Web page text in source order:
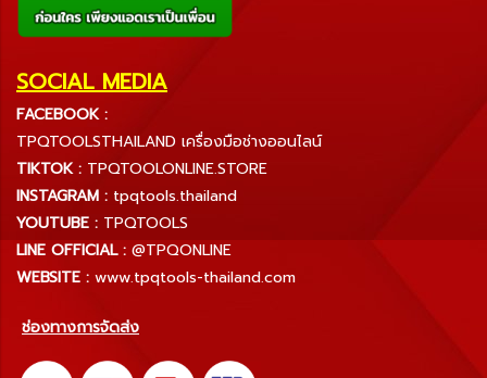
SOCIAL MEDIA
FACEBOOK :
TPQTOOLSTHAILAND เครื่องมือช่างออนไลน์
TIKTOK : TPQTOOLONLINE.STORE
INSTAGRAM : tpqtools.thailand
YOUTUBE : TPQTOOLS
LINE OFFICIAL : @TPQONLINE
WEBSITE : www.tpqtools-thailand.com
ช่องทางการจัดส่ง